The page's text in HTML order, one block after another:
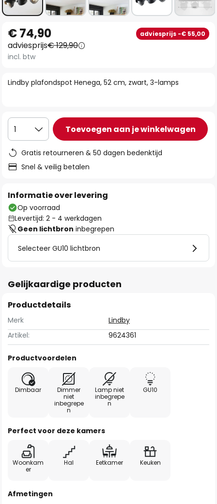
naar
het
begin
de
Lindby plafondspot Henega, 52 cm, zwart, 3-lamps
€ 74,90 adviesprijs -€ 55,00
adviesprijs€ 129,90
incl. btw
1 Toevoegen aan je winkelwagen
Gratis retourneren & 50 dagen bedenktijd
Snel & veilig betalen
Informatie over levering
Op voorraad
Levertijd: 2 - 4 werkdagen
Geen lichtbron inbegrepen
Selecteer GU10 lichtbron
Gelijkaardige producten
Productdetails
Merk
Lindby
Artikel:
9624361
Productvoordelen
Dimbaar
Dimmer
niet
inbegrepe
n
Lamp niet
inbegrepe
n
GU10
Perfect voor deze kamers
Woonkam
er
Hal Eetkamer Keuken
Afmetingen